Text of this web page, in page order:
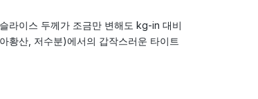
라이스 두께가 조금만 변해도 kg-in 대비
황산, 저수분)에서의 갑작스러운 타이트